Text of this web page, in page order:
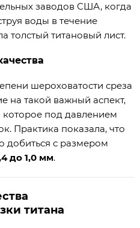
заводов США, когда
воды в течение
толстый титановый лист.
шероховатости среза
на такой важный аспект,
которое под давлением
Практика показала, что
добиться с размером
до 1,0 мм.
титана